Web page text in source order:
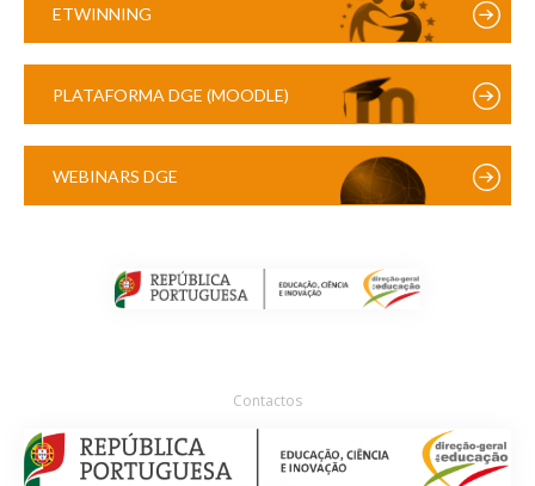
ETWINNING
PLATAFORMA DGE (MOODLE)
WEBINARS DGE
Contactos